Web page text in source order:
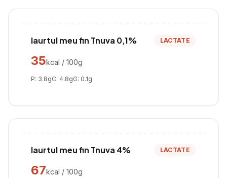
Iaurtul meu fin Tnuva 0,1% LACTATE
35kcal / 100g
P: 3.8gC: 4.8gG: 0.1g
Iaurtul meu fin Tnuva 4% LACTATE
67kcal / 100g